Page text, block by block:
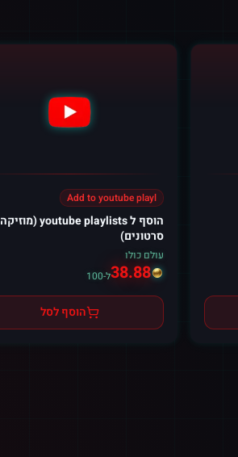
Add to youtube playl
הוסף ל youtube playlists (מוזיקה
סרטונים)
עולם כולו
38.88ל-100
הוסף לסל